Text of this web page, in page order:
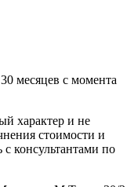
месяцев с момента
характер и не
стоимости и
с консультантами по